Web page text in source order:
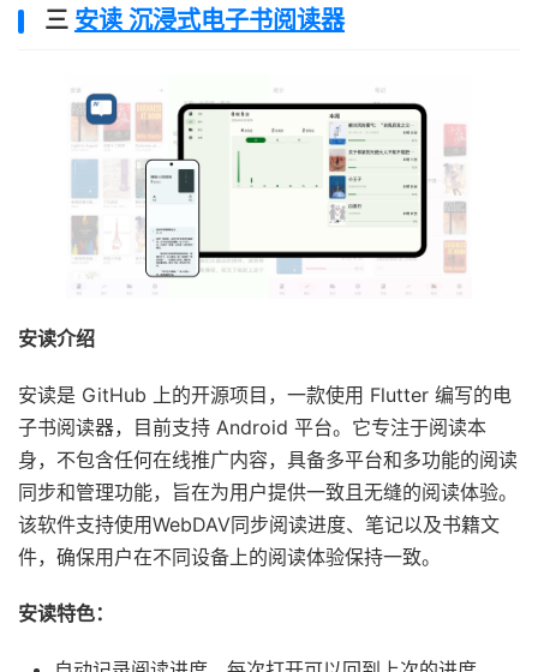
三 安读 沉浸式电子书阅读器
安读介绍
安读是 GitHub 上的开源项目，一款使用 Flutter 编写的电
子书阅读器，目前支持 Android 平台。它专注于阅读本
身，不包含任何在线推广内容，具备多平台和多功能的阅读
同步和管理功能，旨在为用户提供一致且无缝的阅读体验。
该软件支持使用WebDAV同步阅读进度、笔记以及书籍文
件，确保用户在不同设备上的阅读体验保持一致。
安读特色：